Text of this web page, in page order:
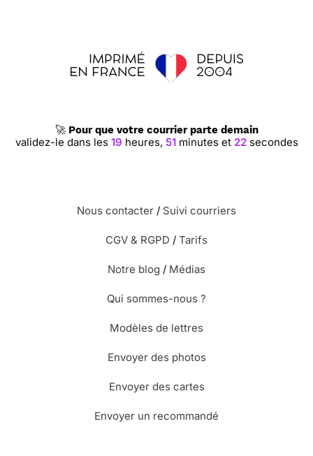
🚀 Pour que votre courrier parte demain
validez-le dans les19 heures,51 minutes et 21secondes
Nous contacter / Suivi courriers
CGV & RGPD / Tarifs
Notre blog / Médias
Qui sommes-nous ?
Modèles de lettres
Envoyer des photos
Envoyer des cartes
Envoyer un recommandé